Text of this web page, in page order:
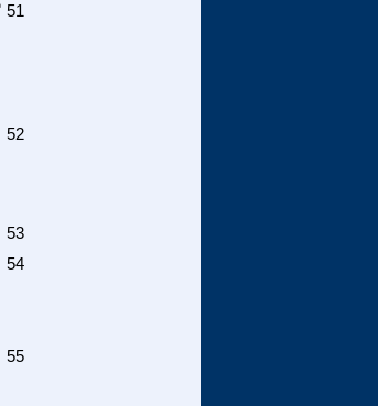
51
52
53
54
55